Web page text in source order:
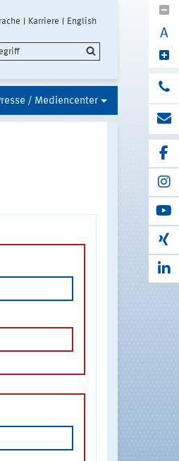
Karriere English
A
/ Mediencenter